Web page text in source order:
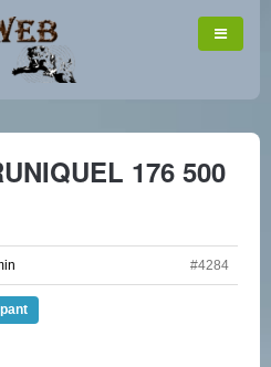
176 500
#4284